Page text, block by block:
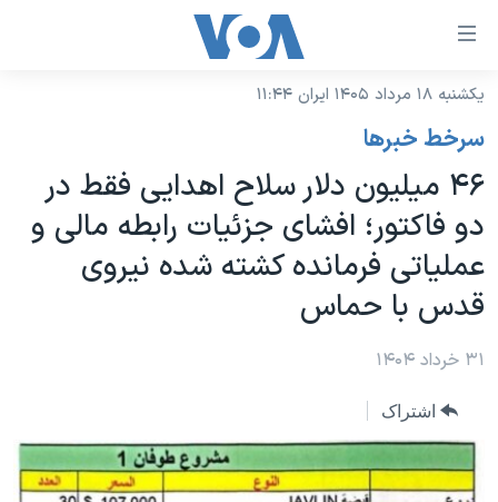
لینکهای
دسترسی
جهش
محتوای
اصلی
جهش
صفحه
جهش
جستجو
نسخه سبک وب‌سایت
موضوع ها
ایران
آمریکا
جهان
ورزشی
گزیده‌ها
ویژه برنامه‌ها
ویدیوها
برنامه های تلویزیونی
جدول برنامه ها
صفحه‌های ویژه
جام جهانی ۲۰۲۶
عملیات خشم حماسی
۲۵۰سالگی آمریکا
بایگانی برنامه‌های تلویزیونی
فرکانس‌های صدای آمریکا
پخش رادیویی
یادگیری زبان انگلیسی
یکشنبه ۱۸ مرداد ۱۴۰۵ ایران ۱۱:۴۴
سرخط خبرها
۴۶ میلیون دلار سلاح اهدایی فقط در
دو فاکتور؛ افشای جزئیات رابطه مالی و
عملیاتی فرمانده کشته شده نیروی
قدس با حماس
۳۱ خرداد ۱۴۰۴
اشتراک